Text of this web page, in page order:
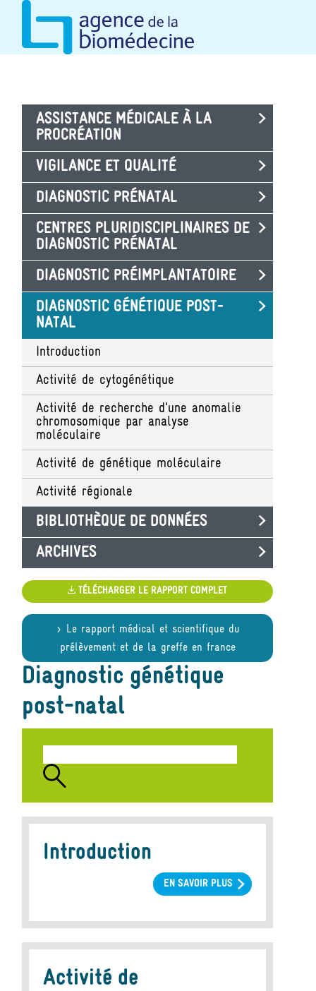
contenu
ASSISTANCE MÉDICALE À LA
PROCRÉATION
VIGILANCE ET QUALITÉ
DIAGNOSTIC PRÉNATAL
CENTRES PLURIDISCIPLINAIRES DE
DIAGNOSTIC PRÉNATAL
DIAGNOSTIC PRÉIMPLANTATOIRE
DIAGNOSTIC GÉNÉTIQUE POST-
NATAL
Introduction
Activité de cytogénétique
Activité de recherche d'une anomalie
chromosomique par analyse
moléculaire
Activité de génétique moléculaire
Activité régionale
BIBLIOTHÈQUE DE DONNÉES
ARCHIVES
TÉLÉCHARGER LE RAPPORT COMPLET
Le rapport médical et scientifique du
prélèvement et de la greffe en france
Diagnostic génétique
post-natal
Introduction
EN SAVOIR PLUS SUR
Activité de